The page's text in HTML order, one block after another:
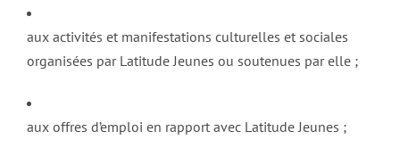
aux activités et manifestations culturelles et sociales
organisées par Latitude Jeunes ou soutenues par elle ;
aux offres d’emploi en rapport avec Latitude Jeunes ;